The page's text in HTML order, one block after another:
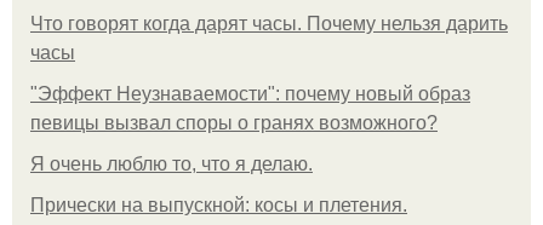
Что говорят когда дарят часы. Почему нельзя дарить
часы
"Эффект Неузнаваемости": почему новый образ
певицы вызвал споры о гранях возможного?
Я очень люблю то, что я делаю.
Прически на выпускной: косы и плетения.